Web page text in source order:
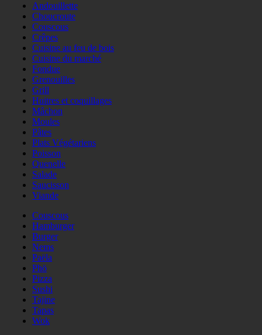
Andouillette
Choucroute
Couscous
Crêpes
Cuisine au feu de bois
Cuisine du marché
Fondue
Grenouilles
Grill
Huitres et coquillages
Mâchon
Moules
Pâtes
Plats Végétariens
Poisson
Quenelle
Salade
Saucisson
Viande
Couscous
Hamburger
Burger
Nems
Paëla
Phö
Pizza
Sushi
Tajine
Tapas
Wok